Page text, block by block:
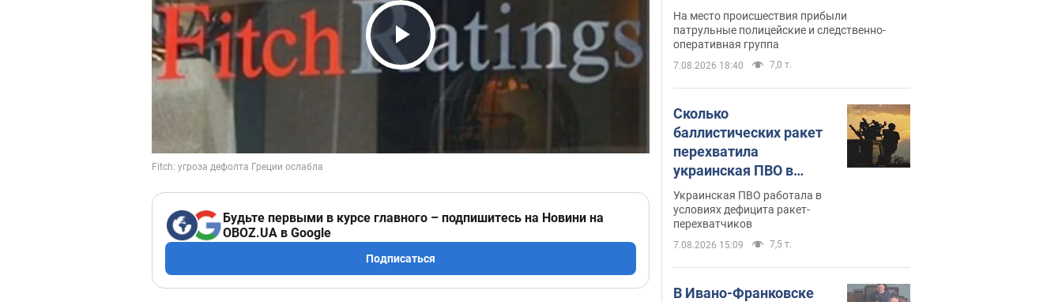
Play Video
Будьте первыми в курсе главного – подпишитесь на Новини на
OBOZ.UA в Google
Подписаться
маршрутке: полиция составила
административный протокол.
Видео
На место происшествия прибыли
патрульные полицейские и следственно-
оперативная группа
7.08.2026 18:40 7,0 т.
Сколько
баллистических ракет
перехватила
украинская ПВО в
июле: в Минобороны
назвали цифру
Украинская ПВО работала в
условиях дефицита ракет-
перехватчиков
7.08.2026 15:09 7,5 т.
В Ивано-Франковске